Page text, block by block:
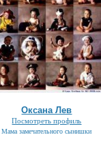
Оксана Лев
Посмотреть профиль
Мама замечательного сынишки